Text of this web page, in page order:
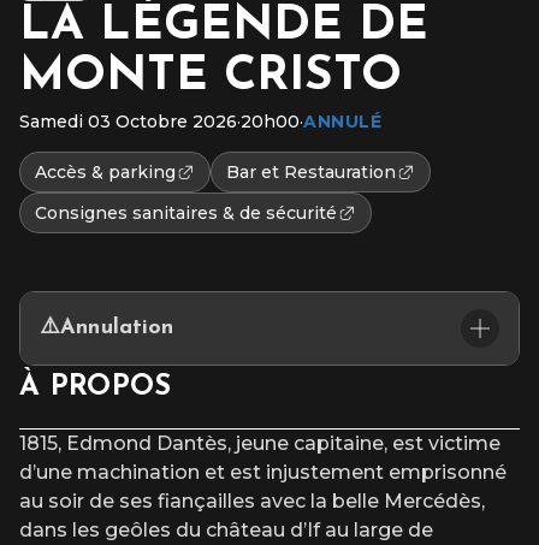
LA LÉGENDE DE
MONTE CRISTO
Samedi 03 Octobre 2026·20h00·ANNULÉ
Accès & parking
Bar et Restauration
Consignes sanitaires & de sécurité
⚠️Annulation
Chers spectateurs,
contrainte, à contrecoeur, d’annuler la représentation prévue
à Macon le samedi 3 octobre 2026.
Les spectateurs ayant acheté leurs billets sont invités à se
rapprocher de leur point de vente afin d’obtenir un
À PROPOS
1815, Edmond Dantès, jeune capitaine, est victime
d’une machination et est injustement emprisonné
au soir de ses fiançailles avec la belle Mercédès,
dans les geôles du château d’If au large de